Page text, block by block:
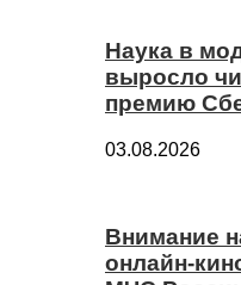
Наука в
выросло
премию
03.08.2026
Внимание
онлайн-